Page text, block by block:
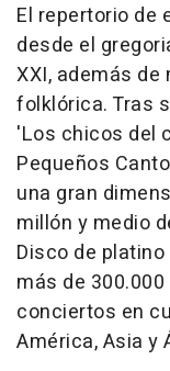
El repertorio de
desde el
XXI, además
folklórica. Tras
'Los chicos del
Pequeños
una gran
millón y medio
Disco de
más de
conciertos en
América, Asia y